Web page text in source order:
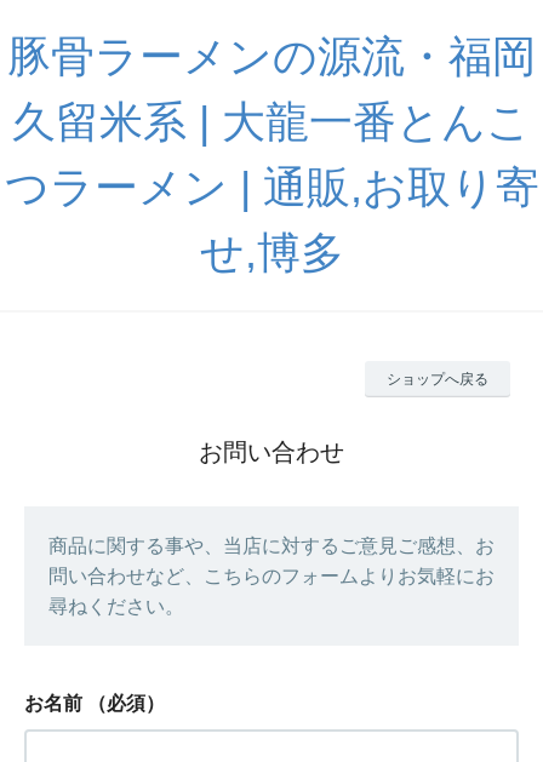
豚骨ラーメンの源流・福岡
久留米系 | 大龍一番とんこ
つラーメン | 通販,お取り寄
せ,博多
ショップへ戻る
お問い合わせ
商品に関する事や、当店に対するご意見ご感想、お
問い合わせなど、こちらのフォームよりお気軽にお
尋ねください。
お名前 （必須）